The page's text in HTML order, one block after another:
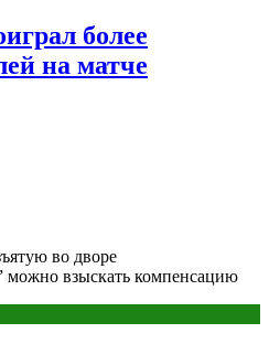
более
на матче
во дворе
взыскать компенсацию